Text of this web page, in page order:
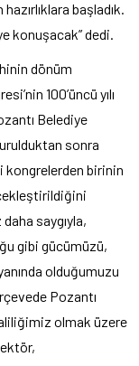
başladık.
konuşacak” dedi.
dönüm
100’üncü yılı
Belediye
sonra
kongrelerden birinin
saygıyla,
gibi gücümüzü,
olduğumuzu
Pozantı
olmak üzere